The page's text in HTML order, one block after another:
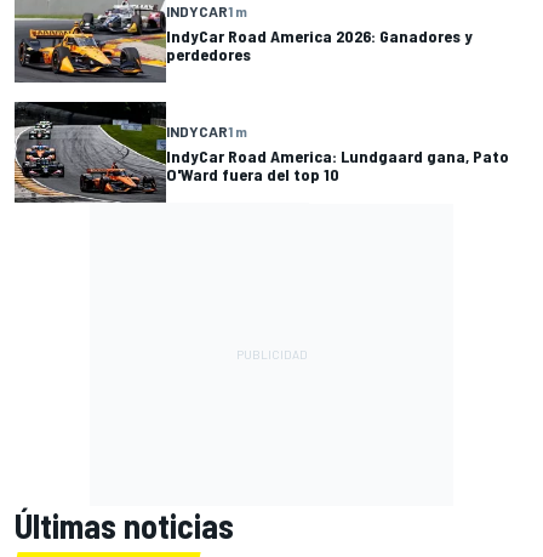
INDYCAR1 m
IndyCar Road America 2026: Ganadores y
perdedores
INDYCAR1 m
IndyCar Road America: Lundgaard gana, Pato
O'Ward fuera del top 10
Últimas noticias